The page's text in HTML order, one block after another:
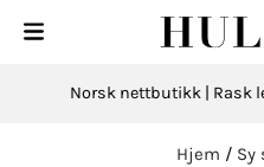
Hopp til innhold
Norsk nettbutikk | Rask
Hjem / Sy